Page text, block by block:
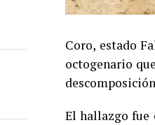
Coro, estado
octogenario
El hallazgo fue